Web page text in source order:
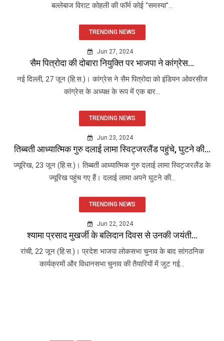
बल्लेबाज विराट कोहली की फॉर्म कोई "समस्या"...
TRENDING NEWS
Jun 27, 2024
सैम पित्रोदा की दोबारा नियुक्ति पर भाजपा ने कांग्रेस...
नई दिल्ली, 27 जून (हि.स.)। कांग्रेस ने सैम पित्रोदा को इंडियन ओवरसीज
कांग्रेस के अध्यक्ष के रूप में एक बार...
TRENDING NEWS
Jun 23, 2024
तिब्बती आध्यात्मिक गुरु दलाई लामा स्विट्जरलैंड पहुंचे, घुटने की...
ज्यूरिख, 23 जून (हि.स.)। तिब्बती आध्यात्मिक गुरु दलाई लामा स्विट्जरलैंड के
ज्यूरिख पहुंच गए हैं। दलाई लामा अपने घुटने की...
TRENDING NEWS
Jun 22, 2024
श्यामा प्रसाद मुखर्जी के बलिदान दिवस से उनकी जयंती...
रांची, 22 जून (हि.स.)। प्रदेश भाजपा लोकसभा चुनाव के बाद सांगठनिक
कार्यक्रमों और विधानसभा चुनाव की तैयारियों में जुट गई...